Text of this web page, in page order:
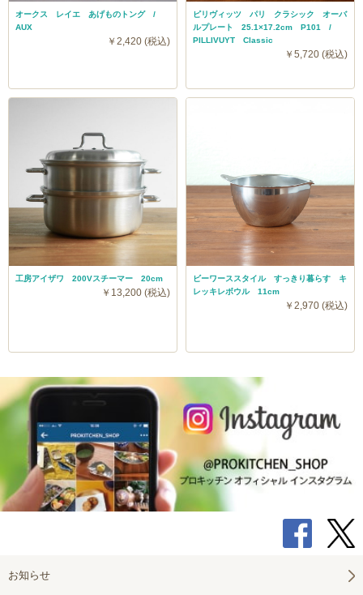
オークス レイエ あげものトング /
AUX
￥2,420 (税込)
ピリヴィッツ パリ クラシック オーバ
ルプレート 25.1×17.2cm P101 /
PILLIVUYT Classic
￥5,720 (税込)
工房アイザワ 200Vスチーマー 20cm
￥13,200 (税込)
ビーワーススタイル すっきり暮らす キ
レッキレボウル 11cm
￥2,970 (税込)
お知らせ